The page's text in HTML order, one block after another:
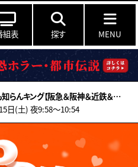
組表 探す MENU
誰も知らんキング【阪急＆阪神＆近鉄＆南海＆メトロ…鉄道ミステリー2026夏】
日(土) 夜9:58〜10:54